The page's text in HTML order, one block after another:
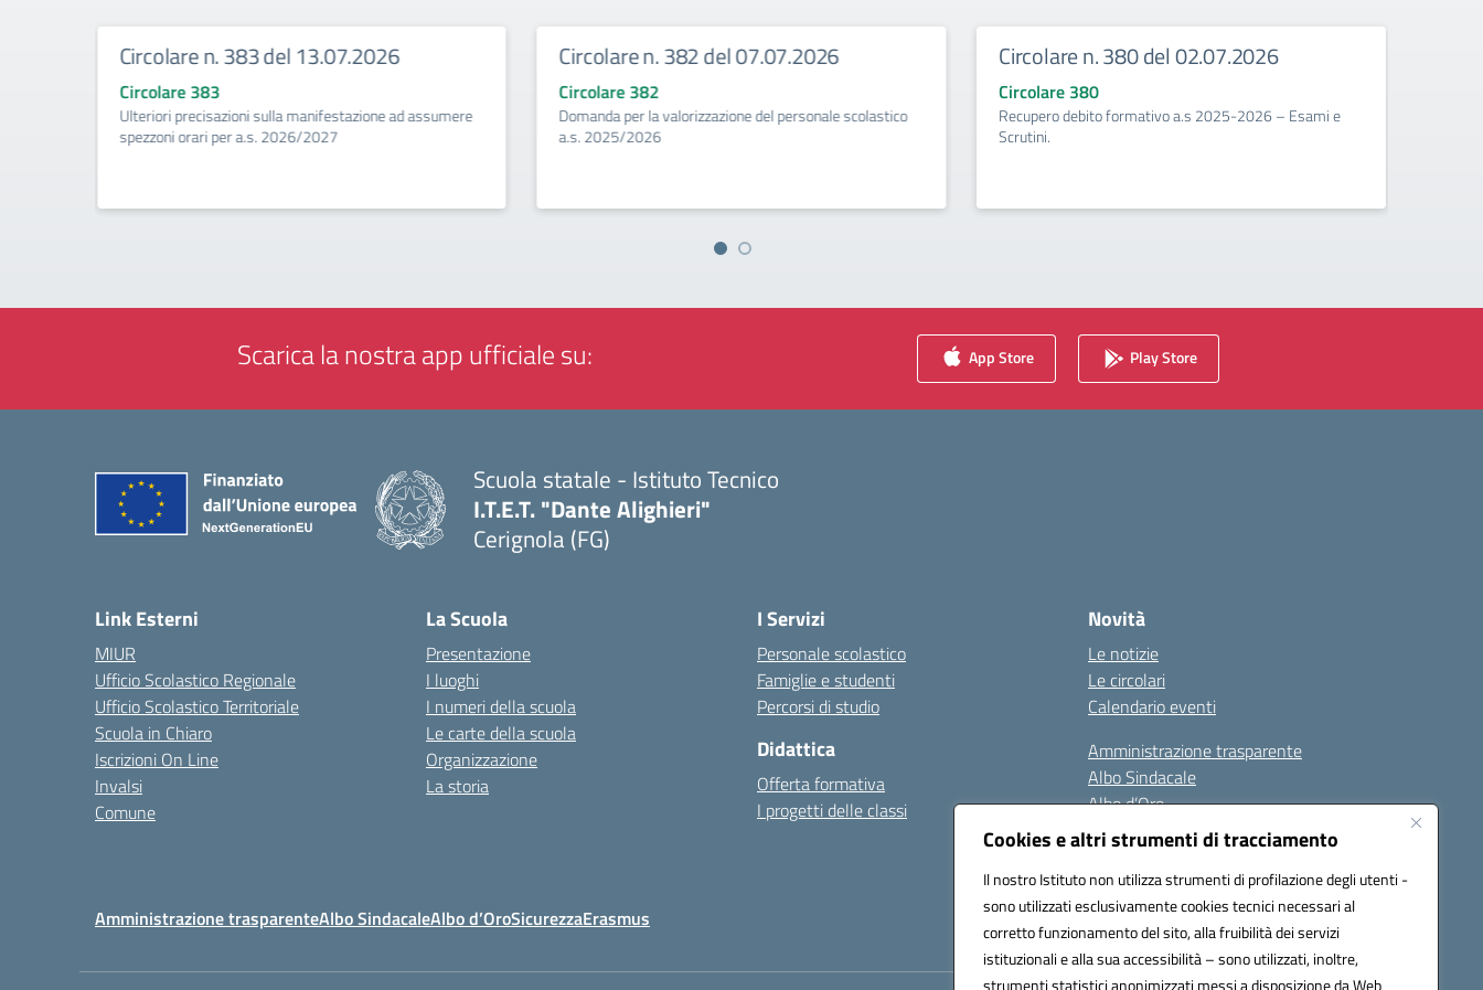
Cookies e altri strumenti di tracciamento
Il nostro Istituto non utilizza strumenti di profilazione degli utenti -
sono utilizzati esclusivamente cookies tecnici necessari al
corretto funzionamento del sito, alla fruibilità dei servizi
istituzionali e alla sua accessibilità – sono utilizzati, inoltre,
strumenti statistici anonimizzati messi a disposizione da Web
Circolare n. 383 del 13.07.2026
Circolare 383
Ulteriori precisazioni sulla manifestazione ad assumere
spezzoni orari per a.s. 2026/2027
Circolare n. 382 del 07.07.2026
Circolare 382
Domanda per la valorizzazione del personale scolastico
a.s. 2025/2026
Circolare n. 380 del 02.07.2026
Circolare 380
Recupero debito formativo a.s 2025-2026 – Esami e
Scrutini.
Scarica la nostra app ufficiale su: App Store Play Store
Scuola statale - Istituto Tecnico
I.T.E.T. "Dante Alighieri"
Cerignola (FG)
Link Esterni
MIUR
Ufficio Scolastico Regionale
Ufficio Scolastico Territoriale
Scuola in Chiaro
Iscrizioni On Line
Invalsi
Comune
La Scuola
Presentazione
I luoghi
I numeri della scuola
Le carte della scuola
Organizzazione
La storia
I Servizi
Personale scolastico
Famiglie e studenti
Percorsi di studio
Didattica
Offerta formativa
I progetti delle classi
Novità
Le notizie
Le circolari
Calendario eventi
Amministrazione trasparente
Albo Sindacale
Albo d’Oro
Sicurezza
Erasmus
Amministrazione trasparenteAlbo SindacaleAlbo d’OroSicurezzaErasmus Seguici su: